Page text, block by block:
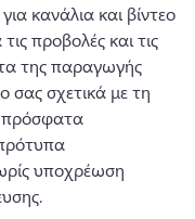
κανάλια και βίντεο
προβολές και τις
της παραγωγής
σας σχετικά με τη
πρόσφατα
υποχρέωση